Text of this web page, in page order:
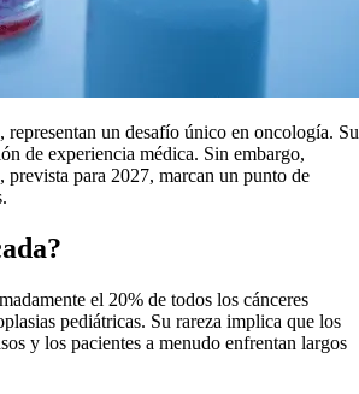
un desafío único en oncología. Su
de experiencia médica. Sin embargo,
para 2027, marcan un punto de
el 20% de todos los cánceres
pediátricas. Su rareza implica que los
y los pacientes a menudo enfrentan largos